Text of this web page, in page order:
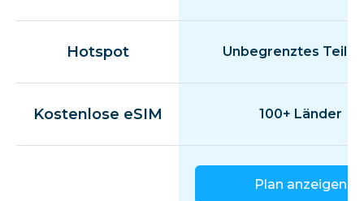
Hotspot Unbegrenztes Teilen
Kostenlose eSIM 100+ Länder
Plan anzeigen